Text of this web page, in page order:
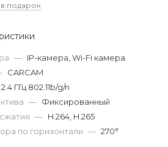
подарок
— IP-камера, Wi-Fi камера
CARCAM
2.4 ГГц 802.11b/g/n
— Фиксированный
— H.264, H.265
по горизонтали — 270°